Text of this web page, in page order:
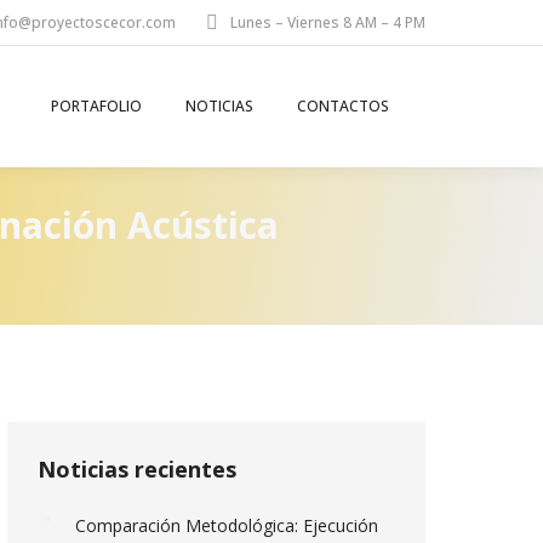
Lunes – Viernes 8 AM – 4 PM
PORTAFOLIO NOTICIAS CONTACTOS
Acústica
Noticias recientes
Comparación Metodológica: Ejecución